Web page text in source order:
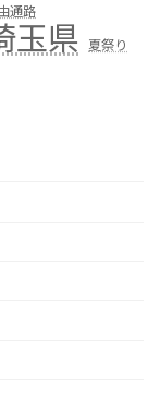
通路
玉県 夏祭り